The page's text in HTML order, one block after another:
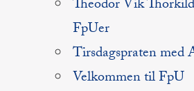
Theodor Vik
FpUer
Tirsdagspraten med
Velkommen til FpU